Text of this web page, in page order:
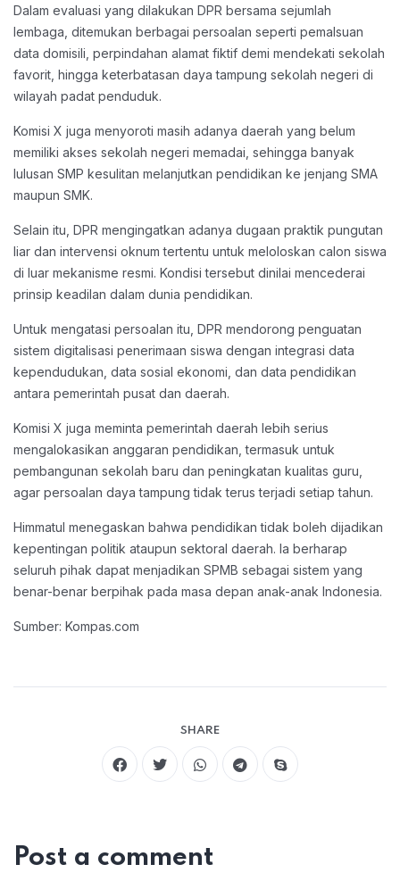
Dalam evaluasi yang dilakukan DPR bersama sejumlah
lembaga, ditemukan berbagai persoalan seperti pemalsuan
data domisili, perpindahan alamat fiktif demi mendekati sekolah
favorit, hingga keterbatasan daya tampung sekolah negeri di
wilayah padat penduduk.
Komisi X juga menyoroti masih adanya daerah yang belum
memiliki akses sekolah negeri memadai, sehingga banyak
lulusan SMP kesulitan melanjutkan pendidikan ke jenjang SMA
maupun SMK.
Selain itu, DPR mengingatkan adanya dugaan praktik pungutan
liar dan intervensi oknum tertentu untuk meloloskan calon siswa
di luar mekanisme resmi. Kondisi tersebut dinilai mencederai
prinsip keadilan dalam dunia pendidikan.
Untuk mengatasi persoalan itu, DPR mendorong penguatan
sistem digitalisasi penerimaan siswa dengan integrasi data
kependudukan, data sosial ekonomi, dan data pendidikan
antara pemerintah pusat dan daerah.
Komisi X juga meminta pemerintah daerah lebih serius
mengalokasikan anggaran pendidikan, termasuk untuk
pembangunan sekolah baru dan peningkatan kualitas guru,
agar persoalan daya tampung tidak terus terjadi setiap tahun.
Himmatul menegaskan bahwa pendidikan tidak boleh dijadikan
kepentingan politik ataupun sektoral daerah. Ia berharap
seluruh pihak dapat menjadikan SPMB sebagai sistem yang
benar-benar berpihak pada masa depan anak-anak Indonesia.
Sumber: Kompas.com
SHARE
Post a comment